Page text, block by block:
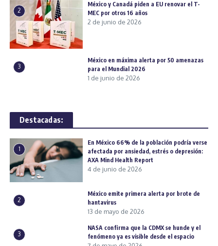
2
México y Canadá piden a EU renovar el T-
MEC por otros 16 años
2 de junio de 2026
3
México en máxima alerta por 50 amenazas
para el Mundial 2026
1 de junio de 2026
Destacadas:
1
En México 66% de la población podría verse
afectada por ansiedad, estrés o depresión:
AXA Mind Health Report
4 de junio de 2026
2
México emite primera alerta por brote de
hantavirus
13 de mayo de 2026
3
NASA confirma que la CDMX se hunde y el
fenómeno ya es visible desde el espacio